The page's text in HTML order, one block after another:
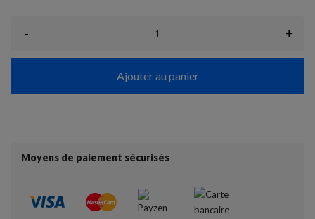
- +
Ajouter au panier
Moyens de paiement sécurisés